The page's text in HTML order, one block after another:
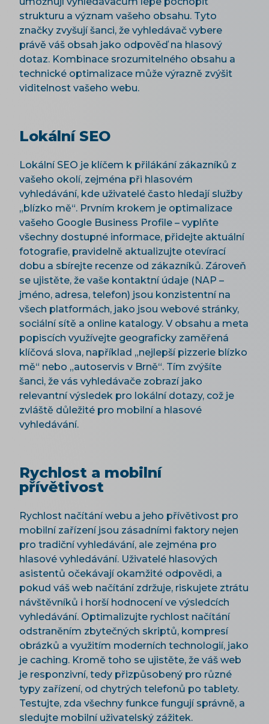
strukturu a význam vašeho obsahu. Tyto
značky zvyšují šanci, že vyhledávač vybere
právě váš obsah jako odpověď na hlasový
dotaz. Kombinace srozumitelného obsahu a
technické optimalizace může výrazně zvýšit
viditelnost vašeho webu.
Lokální SEO
Lokální SEO je klíčem k přilákání zákazníků z
vašeho okolí, zejména při hlasovém
vyhledávání, kde uživatelé často hledají služby
„blízko mě“. Prvním krokem je optimalizace
vašeho Google Business Profile – vyplňte
všechny dostupné informace, přidejte aktuální
fotografie, pravidelně aktualizujte otevírací
dobu a sbírejte recenze od zákazníků. Zároveň
se ujistěte, že vaše kontaktní údaje (NAP –
jméno, adresa, telefon) jsou konzistentní na
všech platformách, jako jsou webové stránky,
sociální sítě a online katalogy. V obsahu a meta
popiscích využívejte geograficky zaměřená
klíčová slova, například „nejlepší pizzerie blízko
mě“ nebo „autoservis v Brně“. Tím zvýšíte
šanci, že vás vyhledávače zobrazí jako
relevantní výsledek pro lokální dotazy, což je
zvláště důležité pro mobilní a hlasové
vyhledávání.
Rychlost a mobilní
přívětivost
Rychlost načítání webu a jeho přívětivost pro
mobilní zařízení jsou zásadními faktory nejen
pro tradiční vyhledávání, ale zejména pro
hlasové vyhledávání. Uživatelé hlasových
asistentů očekávají okamžité odpovědi, a
pokud váš web načítání zdržuje, riskujete ztrátu
návštěvníků i horší hodnocení ve výsledcích
vyhledávání. Optimalizujte rychlost načítání
odstraněním zbytečných skriptů, kompresí
obrázků a využitím moderních technologií, jako
je caching. Kromě toho se ujistěte, že váš web
je responzivní, tedy přizpůsobený pro různé
typy zařízení, od chytrých telefonů po tablety.
Testujte, zda všechny funkce fungují správně, a
sledujte mobilní uživatelský zážitek.